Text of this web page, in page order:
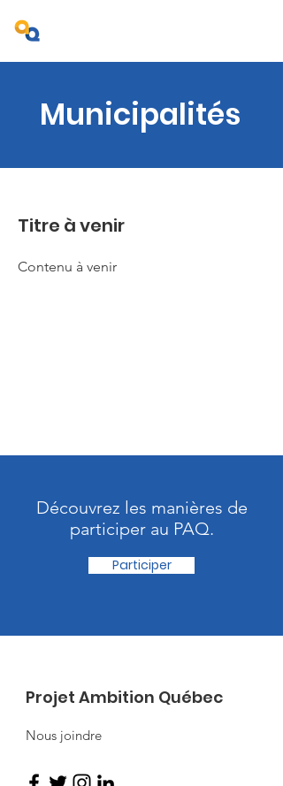
Municipalités
Contenu à venir
Titre à venir
Découvrez les manières de
participer au PAQ.
Participer
Projet Ambition Québec
Nous joindre